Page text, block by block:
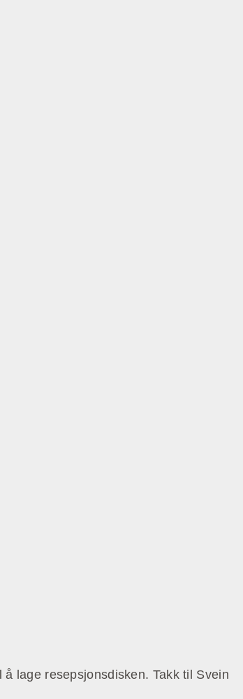
lage resepsjonsdisken. Takk til Svein